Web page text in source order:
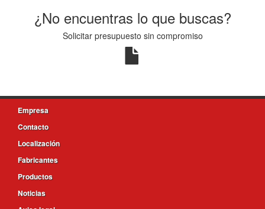
¿No encuentras lo que buscas?
Solicitar presupuesto sin compromiso
Empresa
Contacto
Localización
Fabricantes
Productos
Noticias